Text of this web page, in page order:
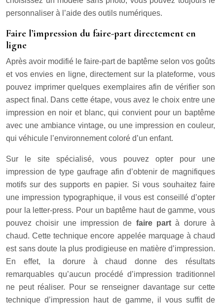
personnaliser à l’aide des outils numériques.
Faire l’impression du faire-part directement en
ligne
Après avoir modifié le faire-part de baptême selon vos goûts
et vos envies en ligne, directement sur la plateforme, vous
pouvez imprimer quelques exemplaires afin de vérifier son
aspect final. Dans cette étape, vous avez le choix entre une
impression en noir et blanc, qui convient pour un baptême
avec une ambiance vintage, ou une impression en couleur,
qui véhicule l’environnement coloré d’un enfant.
Sur le site spécialisé, vous pouvez opter pour une
impression de type gaufrage afin d’obtenir de magnifiques
motifs sur des supports en papier. Si vous souhaitez faire
une impression typographique, il vous est conseillé d’opter
pour la letter-press. Pour un baptême haut de gamme, vous
pouvez choisir une impression de faire part à dorure à
chaud. Cette technique encore appelée marquage à chaud
est sans doute la plus prodigieuse en matière d’impression.
En effet, la dorure à chaud donne des résultats
remarquables qu’aucun procédé d’impression traditionnel
ne peut réaliser. Pour se renseigner davantage sur cette
technique d’impression haut de gamme, il vous suffit de